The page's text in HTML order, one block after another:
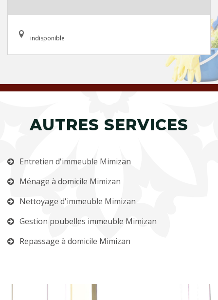
indisponible
AUTRES SERVICES
Entretien d'immeuble Mimizan
Ménage à domicile Mimizan
Nettoyage d'immeuble Mimizan
Gestion poubelles immeuble Mimizan
Repassage à domicile Mimizan